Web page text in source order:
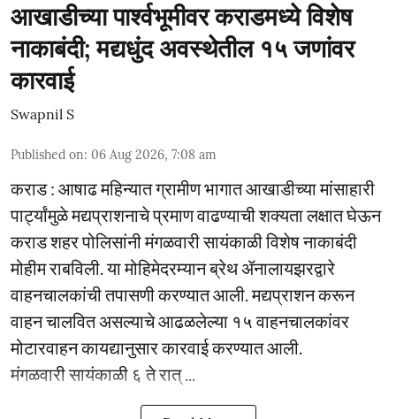
आखाडीच्या पार्श्वभूमीवर कराडमध्ये विशेष
नाकाबंदी; मद्यधुंद अवस्थेतील १५ जणांवर
कारवाई
Swapnil S
Published on: 06 Aug 2026, 7:08 am
कराड : आषाढ महिन्यात ग्रामीण भागात आखाडीच्या मांसाहारी
पार्ट्यांमुळे मद्यप्राशनाचे प्रमाण वाढण्याची शक्यता लक्षात घेऊन
कराड शहर पोलिसांनी मंगळवारी सायंकाळी विशेष नाकाबंदी
मोहीम राबविली. या मोहिमेदरम्यान ब्रेथ ॲनालायझरद्वारे
वाहनचालकांची तपासणी करण्यात आली. मद्यप्राशन करून
वाहन चालवित असल्याचे आढळलेल्या १५ वाहनचालकांवर
मोटारवाहन कायद्यानुसार कारवाई करण्यात आली.
मंगळवारी सायंकाळी ६ ते रात् ...